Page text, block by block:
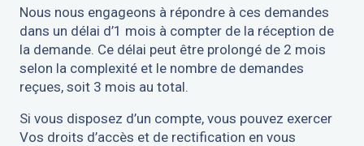
Nous nous engageons à répondre à ces demandes
dans un délai d’1 mois à compter de la réception de
la demande. Ce délai peut être prolongé de 2 mois
selon la complexité et le nombre de demandes
reçues, soit 3 mois au total.
Si vous disposez d’un compte, vous pouvez exercer
Vos droits d’accès et de rectification en vous